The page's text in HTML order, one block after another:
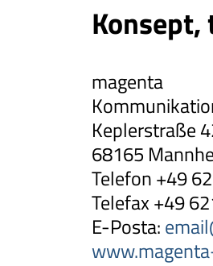
Konsept,
magenta
Keplerstraße
68165
Telefon +49
Telefax +49
E-Posta: